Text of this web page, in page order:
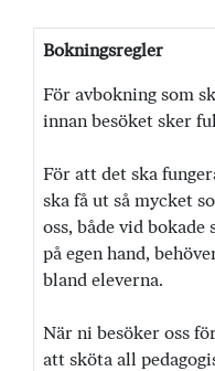
Bokningsregler
För avbokning som
innan besöket sker
För att det ska
ska få ut så mycket
oss, både vid
på egen hand,
bland eleverna.
När ni besöker oss
att sköta all